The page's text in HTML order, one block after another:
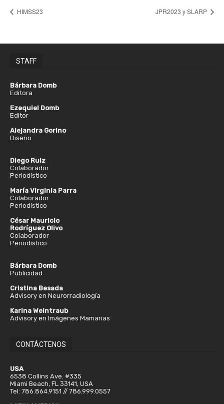
HIMSS23 JPR2023 y SLARP
STAFF
Bárbara Domb
Editora
Ezequiel Domb
Editor
Alejandra Gorino
Diseño
Diego Ruiz
Colaborador
Periodístico
María Virginia Parra
Colaborador
Periodístico
César Mauricio
Rodríguez Olivo
Colaborador
Periodístico
Bárbara Domb
Publicidad
Cristina Besada
Advisory en Neurorradiología
Karina Weintraub
Advisory en Imágenes Mamarias
CONTÁCTENOS
USA
6538 Collins Ave. #335
Miami Beach, FL 33141, USA
Tel: 786.864.9151 // 786.999.0557